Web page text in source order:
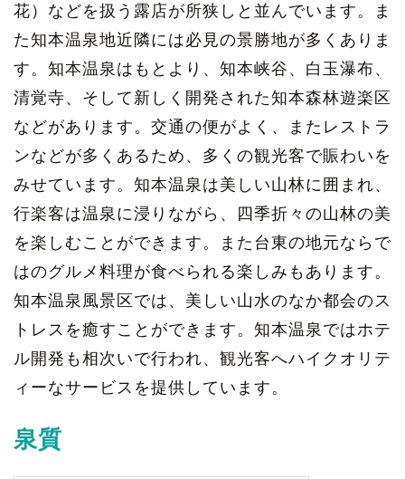
花）などを扱う露店が所狭しと並んでいます。ま
た知本温泉地近隣には必見の景勝地が多くありま
す。知本温泉はもとより、知本峡谷、白玉瀑布、
清覚寺、そして新しく開発された知本森林遊楽区
などがあります。交通の便がよく、またレストラ
ンなどが多くあるため、多くの観光客で賑わいを
みせています。知本温泉は美しい山林に囲まれ、
行楽客は温泉に浸りながら、四季折々の山林の美
を楽しむことができます。また台東の地元ならで
はのグルメ料理が食べられる楽しみもあります。
知本温泉風景区では、美しい山水のなか都会のス
トレスを癒すことができます。知本温泉ではホテ
ル開発も相次いで行われ、観光客へハイクオリテ
ィーなサービスを提供しています。
泉質